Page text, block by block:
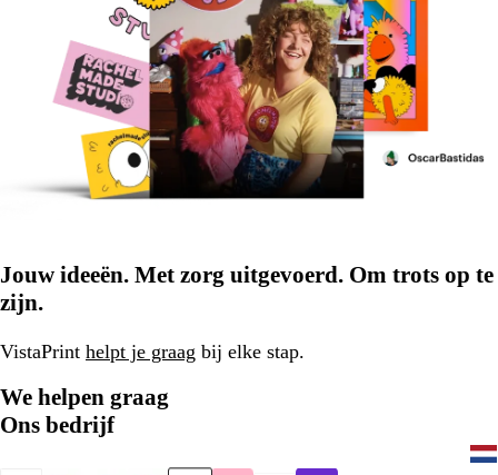
Jouw ideeën. Met zorg uitgevoerd. Om trots op te
zijn.
VistaPrint helpt je graag bij elke stap.
We helpen graag
Ons bedrijf